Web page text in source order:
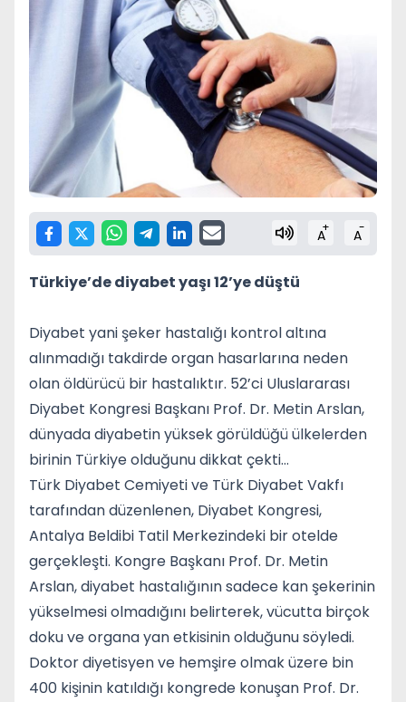
A+ A-
Türkiye’de diyabet yaşı 12’ye düştü
Diyabet yani şeker hastalığı kontrol altına
alınmadığı takdirde organ hasarlarına neden
olan öldürücü bir hastalıktır. 52’ci Uluslararası
Diyabet Kongresi Başkanı Prof. Dr. Metin Arslan,
dünyada diyabetin yüksek görüldüğü ülkelerden
birinin Türkiye olduğunu dikkat çekti…
Türk Diyabet Cemiyeti ve Türk Diyabet Vakfı
tarafından düzenlenen, Diyabet Kongresi,
Antalya Beldibi Tatil Merkezindeki bir otelde
gerçekleşti. Kongre Başkanı Prof. Dr. Metin
Arslan, diyabet hastalığının sadece kan şekerinin
yükselmesi olmadığını belirterek, vücutta birçok
doku ve organa yan etkisinin olduğunu söyledi.
Doktor diyetisyen ve hemşire olmak üzere bin
400 kişinin katıldığı kongrede konuşan Prof. Dr.